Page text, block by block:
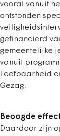
vooral vanuit
ontstonden
gefinancierd
gemeentelijke
vanuit
Leefbaarheid
Gezag.
Beoogde
Daardoor zijn